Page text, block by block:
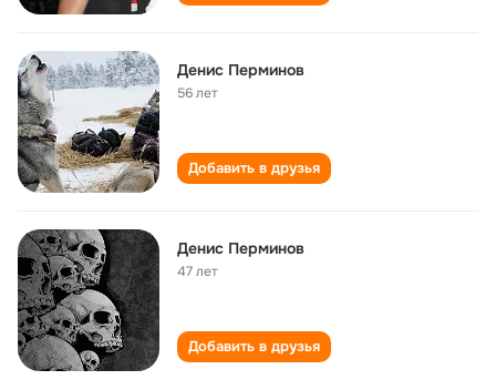
Денис Перминов
56 лет
Добавить в друзья
Денис Перминов
47 лет
Добавить в друзья